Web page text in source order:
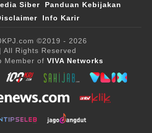
Siber
Panduan Kebijakan
Info Karir
©2019 - 2026
| All Rights Reserved
Member of VIVA Networks